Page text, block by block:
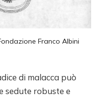
Franco Albini
di malacca può
sedute robuste e